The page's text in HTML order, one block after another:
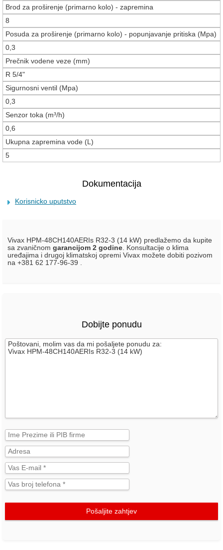
Brod za proširenje (primarno kolo) - zapremina
8
Posuda za proširenje (primarno kolo) - popunjavanje pritiska (Mpa)
0,3
Prečnik vodene veze (mm)
R 5/4"
Sigurnosni ventil (Mpa)
0,3
Senzor toka (m³/h)
0,6
Ukupna zapremina vode (L)
5
Dokumentacija
Korisnicko uputstvo
Vivax HPM-48CH140AERIs R32-3 (14 kW) predlažemo da kupite
sa zvaničnom garancijom 2 godine . Konsultacije o klima
uređajima i drugoj klimatskoj opremi Vivax možete dobiti pozivom
na +381 62 177-96-39 .
Dobijte ponudu
Pošaljite zahtjev